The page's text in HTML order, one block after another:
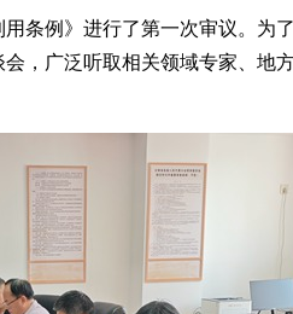
例》进行了第一次审议。为
，广泛听取相关领域专家、地